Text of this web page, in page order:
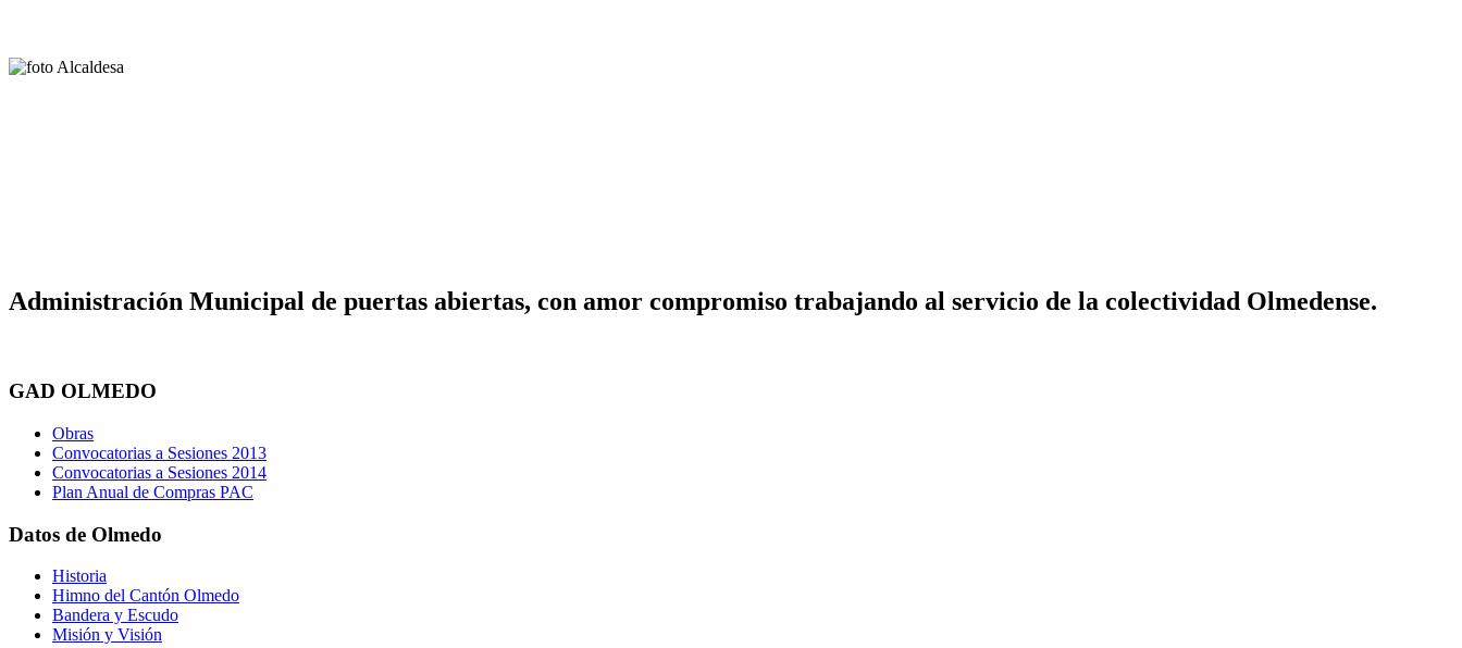
Administración Municipal de puertas abiertas, con amor compromiso trabajando al servicio de la colectividad Olmedense.
GAD OLMEDO
Obras
Convocatorias a Sesiones 2013
Convocatorias a Sesiones 2014
Plan Anual de Compras PAC
Datos de Olmedo
Historia
Himno del Cantón Olmedo
Bandera y Escudo
Misión y Visión